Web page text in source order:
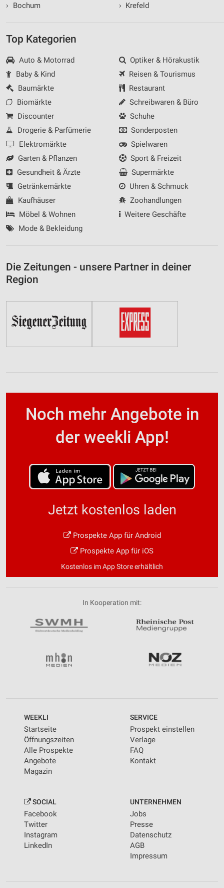
›
Bochum
› Krefeld
Top Kategorien
Auto & Motorrad
Baby & Kind
Baumärkte
Biomärkte
Discounter
Drogerie & Parfümerie
Elektromärkte
Garten & Pflanzen
Gesundheit & Ärzte
Getränkemärkte
Kaufhäuser
Möbel & Wohnen
Mode & Bekleidung
Optiker & Hörakustik
Reisen & Tourismus
Restaurant
Schreibwaren & Büro
Schuhe
Sonderposten
Spielwaren
Sport & Freizeit
Supermärkte
Uhren & Schmuck
Zoohandlungen
Weitere Geschäfte
Die Zeitungen - unsere Partner in deiner
Region
Noch mehr Angebote in
der weekli App!
Jetzt kostenlos laden
Prospekte App für Android
Prospekte App für iOS
Kostenlos im App Store erhältlich
In Kooperation mit:
WEEKLI
Startseite
Öffnungszeiten
Alle Prospekte
Angebote
Magazin
SERVICE
Prospekt einstellen
Verlage
FAQ
Kontakt
SOCIAL
Facebook
Twitter
Instagram
LinkedIn
UNTERNEHMEN
Jobs
Presse
Datenschutz
AGB
Impressum